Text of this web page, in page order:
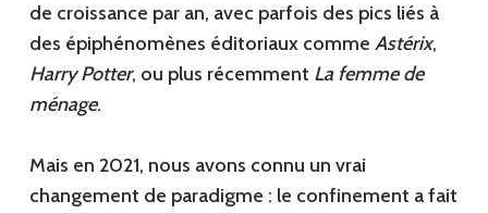
de croissance par an, avec parfois des pics liés à
des épiphénomènes éditoriaux comme Astérix,
Harry Potter, ou plus récemment La femme de
ménage.
Mais en 2021, nous avons connu un vrai
changement de paradigme : le confinement a fait